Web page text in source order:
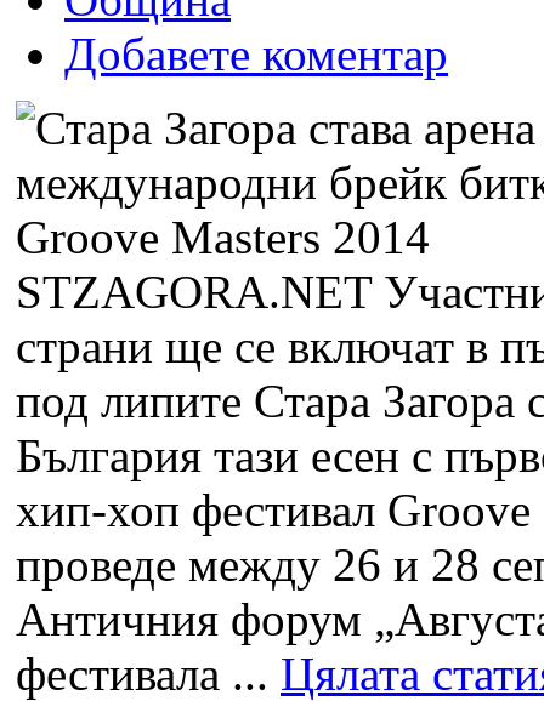
Добавете коментар
STZAGORA.NET
страни ще се включат в
под липите Стара Загора
България тази есен с
хип-хоп фестивал
проведе между 26 и 28
Античния форум
фестивала ... Цялата